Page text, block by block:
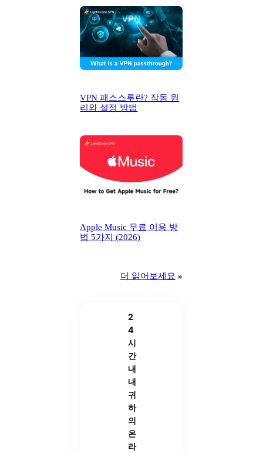
VPN 패스스루란? 작동 원
리와 설정 방법
Apple Music 무료 이용 방
법 5가지 (2026)
더 읽어보세요 »
2
4
시
간
내
내
귀
하
의
온
라